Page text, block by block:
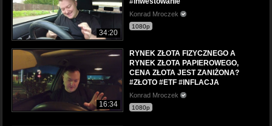
34:20
Konrad Mroczek
1080p
16:34
RYNEK ZŁOTA FIZYCZNEGO A
RYNEK ZŁOTA PAPIEROWEGO,
CENA ZŁOTA JEST ZANIŻONA?
#ZŁOTO #ETF #INFLACJA
Konrad Mroczek
1080p